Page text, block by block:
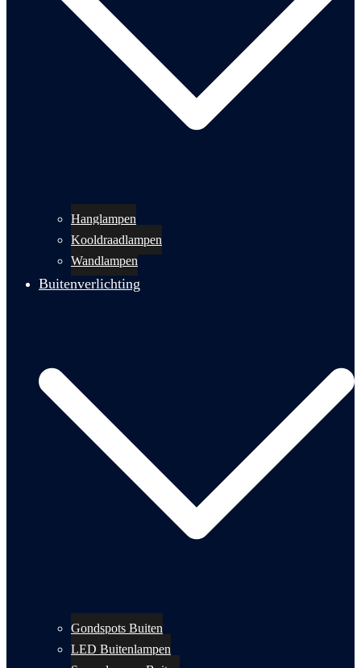
Hanglampen
Kooldraadlampen
Wandlampen
Buitenverlichting
Gondspots Buiten
LED Buitenlampen